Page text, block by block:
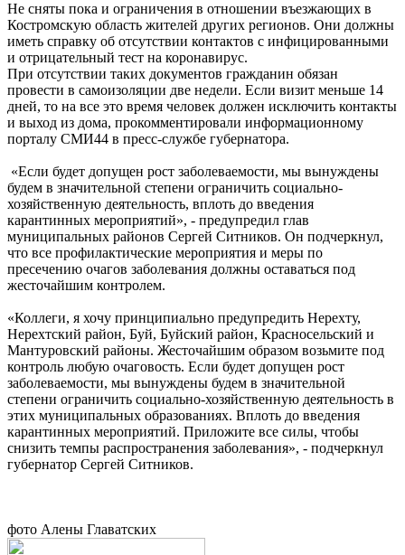
Не сняты пока и ограничения в отношении въезжающих в
Костромскую область жителей других регионов. Они должны
иметь справку об отсутствии контактов с инфицированными
и отрицательный тест на коронавирус.
При отсутствии таких документов гражданин обязан
провести в самоизоляции две недели. Если визит меньше 14
дней, то на все это время человек должен исключить контакты
и выход из дома, прокомментировали информационному
порталу СМИ44 в пресс-службе губернатора.
«Если будет допущен рост заболеваемости, мы вынуждены
будем в значительной степени ограничить социально-
хозяйственную деятельность, вплоть до введения
карантинных мероприятий», - предупредил глав
муниципальных районов Сергей Ситников. Он подчеркнул,
что все профилактические мероприятия и меры по
пресечению очагов заболевания должны оставаться под
жесточайшим контролем.
«Коллеги, я хочу принципиально предупредить Нерехту,
Нерехтский район, Буй, Буйский район, Красносельский и
Мантуровский районы. Жесточайшим образом возьмите под
контроль любую очаговость. Если будет допущен рост
заболеваемости, мы вынуждены будем в значительной
степени ограничить социально-хозяйственную деятельность в
этих муниципальных образованиях. Вплоть до введения
карантинных мероприятий. Приложите все силы, чтобы
снизить темпы распространения заболевания», - подчеркнул
губернатор Сергей Ситников.
фото Алены Главатских